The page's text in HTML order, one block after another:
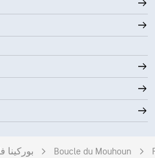
0 (مظلم)
91٪
5 ميل
4000 قدم
بوركينا Boucle du Mouhoun